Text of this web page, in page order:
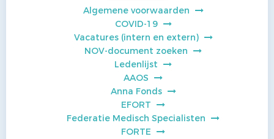
Algemene voorwaarden
COVID-19
Vacatures (intern en extern)
NOV-document zoeken
Ledenlijst
AAOS
Anna Fonds
EFORT
Federatie Medisch Specialisten
FORTE